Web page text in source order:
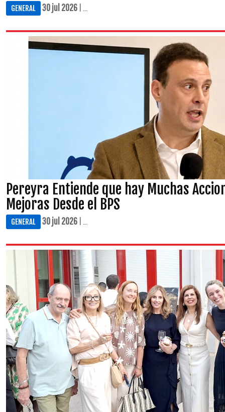
GENERAL 30 jul 2026 | ...
Pereyra Entiende que hay Muchas
Mejoras Desde el BPS
GENERAL 30 jul 2026 | ...